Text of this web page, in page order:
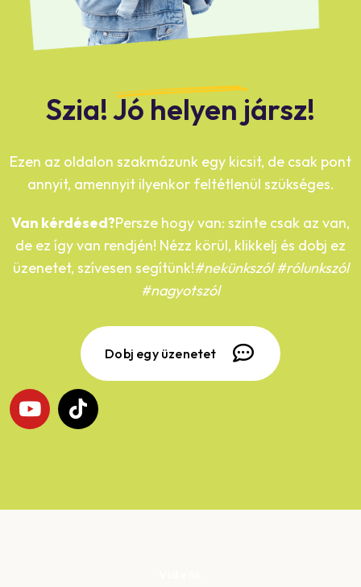
Szia! Jó helyen jársz!
Ezen az oldalon szakmázunk egy kicsit, de csak pont
annyit, amennyit ilyenkor feltétlenül szükséges.
Van kérdésed?Persze hogy van: szinte csak az van,
de ez így van rendjén! Nézz körül, klikkelj és dobj ez
üzenetet, szívesen segítünk!#nekünkszól #rólunkszól
#nagyotszól
Dobj egy üzenetet